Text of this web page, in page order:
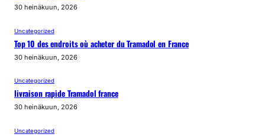
30 heinäkuun, 2026
Uncategorized
Top 10 des endroits où acheter du Tramadol en France
30 heinäkuun, 2026
Uncategorized
livraison rapide Tramadol france
30 heinäkuun, 2026
Uncategorized